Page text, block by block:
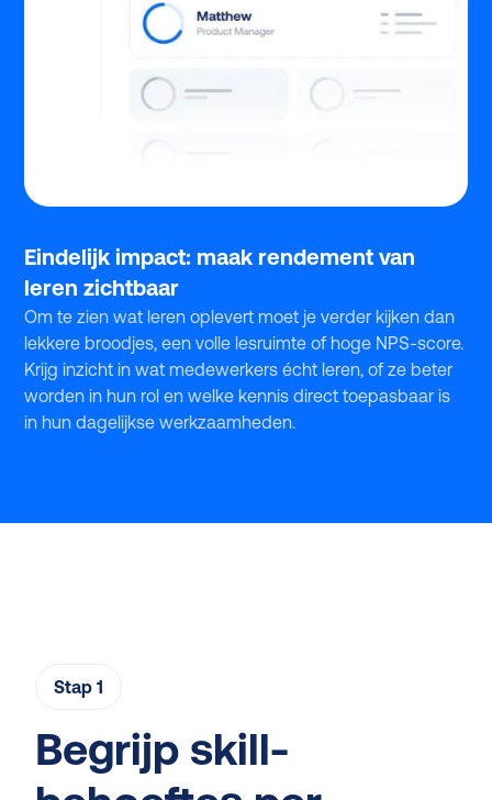
Eindelijk impact: maak rendement van
leren zichtbaar
Om te zien wat leren oplevert moet je verder kijken dan
lekkere broodjes, een volle lesruimte of hoge NPS-score.
Krijg inzicht in wat medewerkers écht leren, of ze beter
worden in hun rol en welke kennis direct toepasbaar is
in hun dagelijkse werkzaamheden.
Stap 1
Begrijp skill-